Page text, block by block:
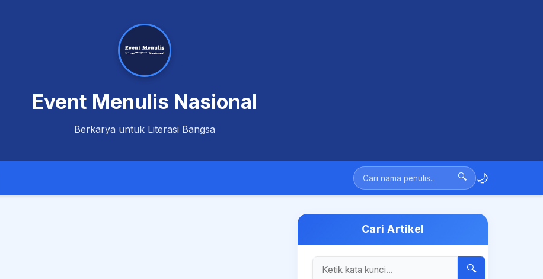
Event Menulis Nasional
Berkarya untuk Literasi Bangsa
🔍 🌙
Cari Artikel
🔍